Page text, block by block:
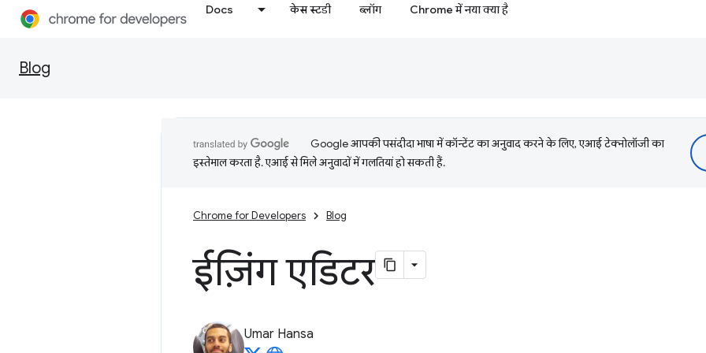
Docs केस स्टडी ब्लॉग Chrome में नया क्या है
Blog
Google आपकी पसंदीदा भाषा में कॉन्टेंट का अनुवाद करने के लिए, एआई टेक्नोलॉजी का
इस्तेमाल करता है. एआई से मिले अनुवादों में गलतियां हो सकती हैं.
Chrome for Developers Blog
ईज़िंग एडिटर
Umar Hansa